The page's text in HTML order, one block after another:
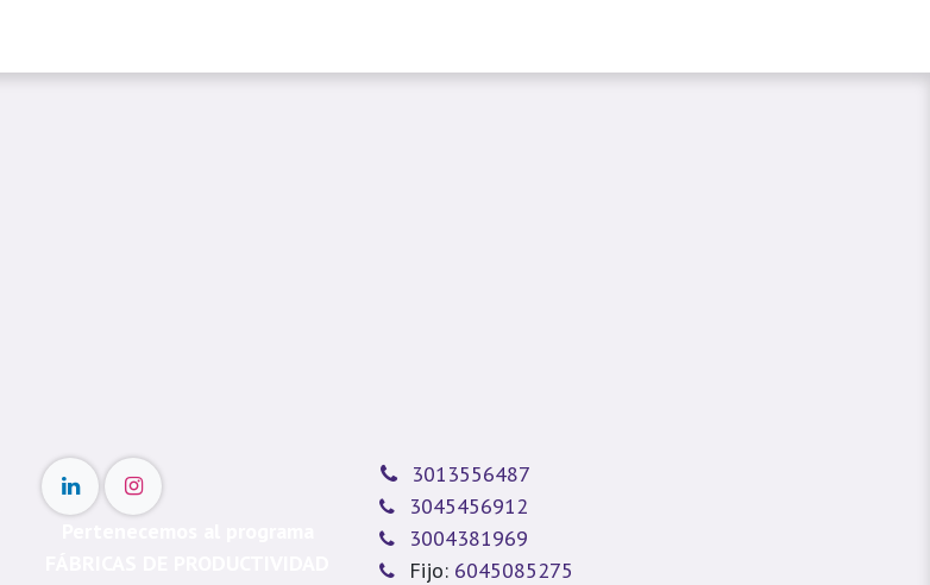
3013556487
3045456912
3004381969
Fijo: 6045085275